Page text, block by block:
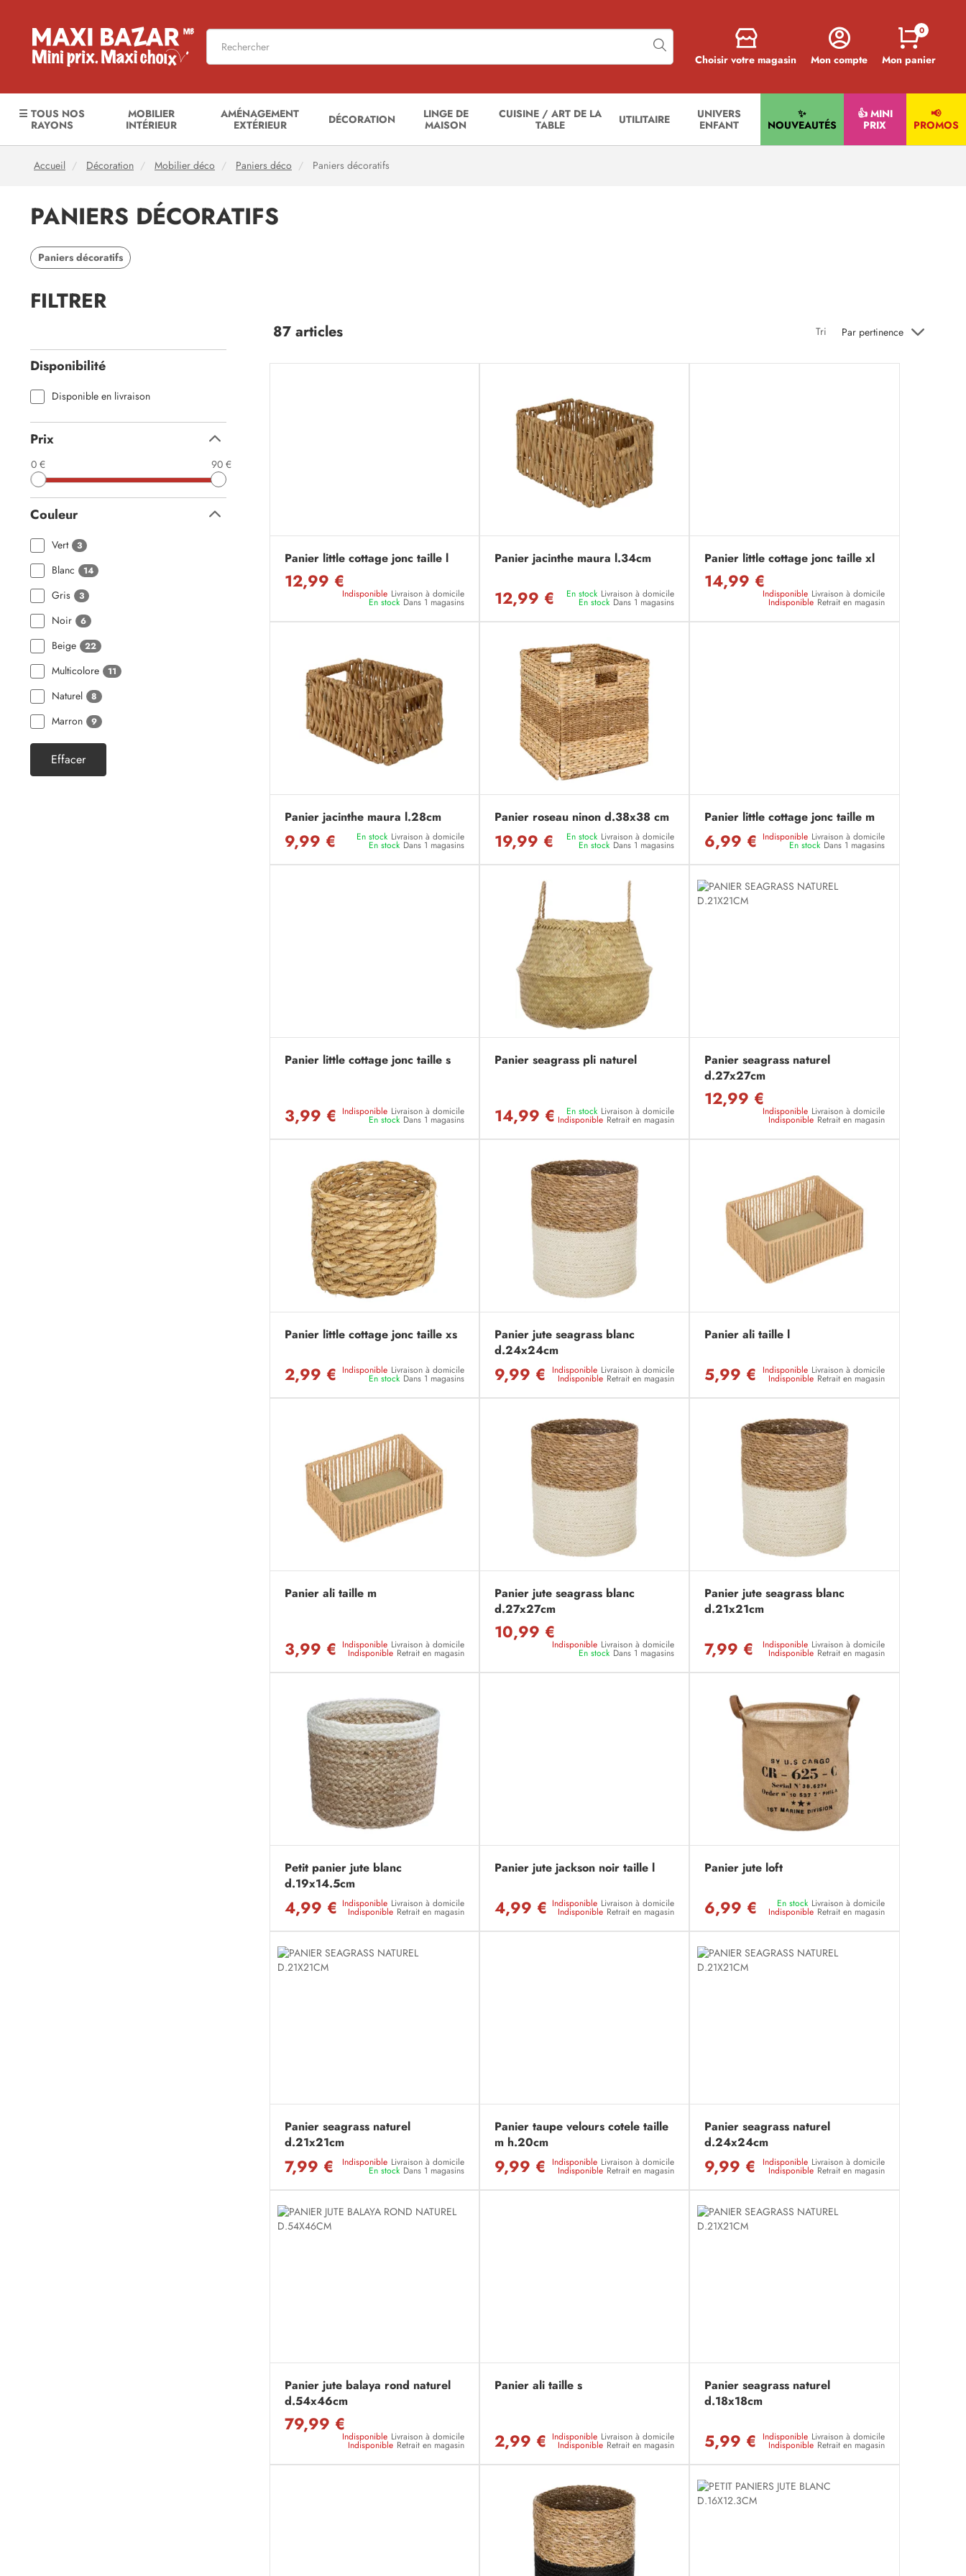
Choisir votre magasin Mon compte Mon panier
0
☰ TOUS NOS
RAYONS
MOBILIER
INTÉRIEUR
AMÉNAGEMENT
EXTÉRIEUR
DÉCORATION
LINGE DE
MAISON
CUISINE / ART DE LA
TABLE
UTILITAIRE
UNIVERS
ENFANT
✨
NOUVEAUTÉS
👍 MINI
PRIX
📢
PROMOS
Accueil Décoration Mobilier déco Paniers déco Paniers décoratifs
PANIERS DÉCORATIFS
Paniers décoratifs
FILTRER
Disponibilité
Disponible en livraison
Prix Replier
0 € 90 €
Couleur Replier
Vert 3
Blanc 14
Gris 3
Noir 6
Beige 22
Multicolore 11
Naturel 8
Marron 9
Effacer
Tri Par pertinence
Panier little cottage jonc taille l
12,99 €
Indisponible Livraison à domicile
En stock Dans 1 magasins
Panier jacinthe maura l.34cm
12,99 € En stock Livraison à domicile
En stock Dans 1 magasins
Panier little cottage jonc taille xl
14,99 €
Indisponible Livraison à domicile
Indisponible Retrait en magasin
Panier jacinthe maura l.28cm
9,99 € En stock Livraison à domicile
En stock Dans 1 magasins
Panier roseau ninon d.38x38 cm
19,99 € En stock Livraison à domicile
En stock Dans 1 magasins
Panier little cottage jonc taille m
6,99 € Indisponible Livraison à domicile
En stock Dans 1 magasins
Panier little cottage jonc taille s
3,99 € Indisponible Livraison à domicile
En stock Dans 1 magasins
Panier seagrass pli naturel
14,99 € En stock Livraison à domicile
Indisponible Retrait en magasin
Panier seagrass naturel
d.27x27cm
12,99 €
Indisponible Livraison à domicile
Indisponible Retrait en magasin
Panier little cottage jonc taille xs
2,99 € Indisponible Livraison à domicile
En stock Dans 1 magasins
Panier jute seagrass blanc
d.24x24cm
9,99 € Indisponible Livraison à domicile
Indisponible Retrait en magasin
Panier ali taille l
5,99 € Indisponible Livraison à domicile
Indisponible Retrait en magasin
Panier ali taille m
3,99 € Indisponible Livraison à domicile
Indisponible Retrait en magasin
Panier jute seagrass blanc
d.27x27cm
10,99 €
Indisponible Livraison à domicile
En stock Dans 1 magasins
Panier jute seagrass blanc
d.21x21cm
7,99 € Indisponible Livraison à domicile
Indisponible Retrait en magasin
Petit panier jute blanc
d.19x14.5cm
4,99 € Indisponible Livraison à domicile
Indisponible Retrait en magasin
Panier jute jackson noir taille l
4,99 € Indisponible Livraison à domicile
Indisponible Retrait en magasin
Panier jute loft
6,99 € En stock Livraison à domicile
Indisponible Retrait en magasin
Panier seagrass naturel
d.21x21cm
7,99 € Indisponible Livraison à domicile
En stock Dans 1 magasins
Panier taupe velours cotele taille
m h.20cm
9,99 € Indisponible Livraison à domicile
Indisponible Retrait en magasin
Panier seagrass naturel
d.24x24cm
9,99 € Indisponible Livraison à domicile
Indisponible Retrait en magasin
Panier jute balaya rond naturel
d.54x46cm
79,99 €
Indisponible Livraison à domicile
Indisponible Retrait en magasin
Panier ali taille s
2,99 € Indisponible Livraison à domicile
Indisponible Retrait en magasin
Panier seagrass naturel
d.18x18cm
5,99 € Indisponible Livraison à domicile
Indisponible Retrait en magasin
87 articles